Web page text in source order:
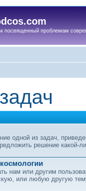
посвященный проблемам
одной из задач,
решение какой-
нам или другим
или любую другую